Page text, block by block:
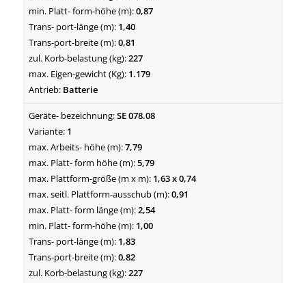
0,87
1,40
0,81
227
1.179
Batterie
SE 078.08
1
7,79
5,79
1,63 x 0,74
0,91
2,54
1,00
1,83
0,82
227